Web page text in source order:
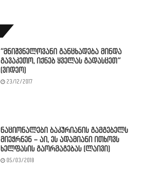
“მნიშვნელოვანი განცხადება მინდა
გავაკეთო, იქნებ ყველას გადასცეთ”
(ვიდეო)
23/12/2017
ნაციონალები ბაკურიანის გამგებელს
მიეჭრნენ – აი, ეს ადამიანი ითხოვს
ხელფასის გაორმაგებას (ლაივი)
05/03/2018